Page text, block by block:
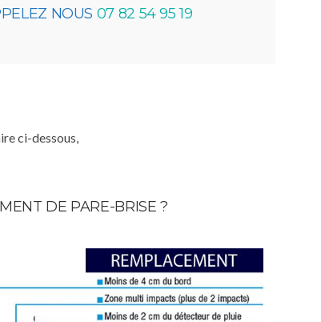
NOUS 07 82 54 95 19
ci-dessous,
DE PARE-BRISE ?